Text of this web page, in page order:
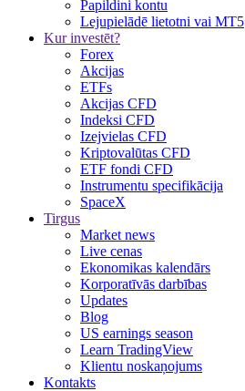
Papildini kontu
Lejupielādē lietotni vai MT5
Kur investēt?
Forex
Akcijas
ETFs
Akcijas CFD
Indeksi CFD
Izejvielas CFD
Kriptovalūtas CFD
ETF fondi CFD
Instrumentu specifikācija
SpaceX
Tirgus
Market news
Live cenas
Ekonomikas kalendārs
Korporatīvās darbības
Updates
Blog
US earnings season
Learn TradingView
Klientu noskaņojums
Kontakts